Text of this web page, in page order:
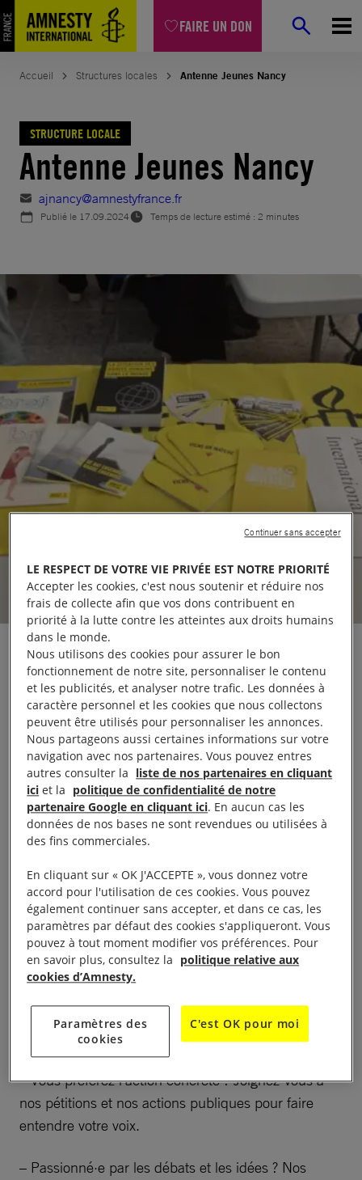
FAIRE UN DON
Aller
au
contenu
Accueil Structures locales Antenne Jeunes Nancy
STRUCTURE LOCALE
Antenne Jeunes Nancy
ajnancy@amnestyfrance.fr
Publié le 17.09.2024 Temps de lecture estimé : 2 minutes
Amnesty, c’est avant tout une bande d’ami·e·s pour
la vie ! Depuis sa création en 1961, suite à
l’emprisonnement de deux étudiants portugais pour
avoir trinqué à la liberté, notre mission est simple :
lutter contre la peine de mort et défendre la vie.
Aujourd’hui, on se bat pour tous les droits humains
avec un enthousiasme contagieux.
Actions et interventions
Amnesty, c’est une multitude d’opportunités
d’engagement.
éducation aux droits humains
partagez vos connaissances avec les autres.
– Vous préférez l’action concrète ? Joignez-vous à
nos pétitions et nos actions publiques pour faire
entendre votre voix.
– Passionné·e par les débats et les idées ? Nos
LE RESPECT DE VOTRE VIE PRIVÉE EST NOTRE PRIORITÉ
Accepter les cookies, c'est nous soutenir et réduire nos
frais de collecte afin que vos dons contribuent en
priorité à la lutte contre les atteintes aux droits humains
dans le monde.
Nous utilisons des cookies pour assurer le bon
fonctionnement de notre site, personnaliser le contenu
et les publicités, et analyser notre trafic. Les données à
caractère personnel et les cookies que nous collectons
peuvent être utilisés pour personnaliser les annonces.
Nous partageons aussi certaines informations sur votre
navigation avec nos partenaires. Vous pouvez entres
autres consulter la liste de nos partenaires en cliquant
ici et la politique de confidentialité de notre
partenaire Google en cliquant ici. En aucun cas les
données de nos bases ne sont revendues ou utilisées à
des fins commerciales.
En cliquant sur « OK J'ACCEPTE », vous donnez votre
accord pour l'utilisation de ces cookies. Vous pouvez
également continuer sans accepter, et dans ce cas, les
paramètres par défaut des cookies s'appliqueront. Vous
pouvez à tout moment modifier vos préférences. Pour
en savoir plus, consultez la politique relative aux
cookies d’Amnesty.
Paramètres des
cookies
C'est OK pour moi
Continuer sans accepter